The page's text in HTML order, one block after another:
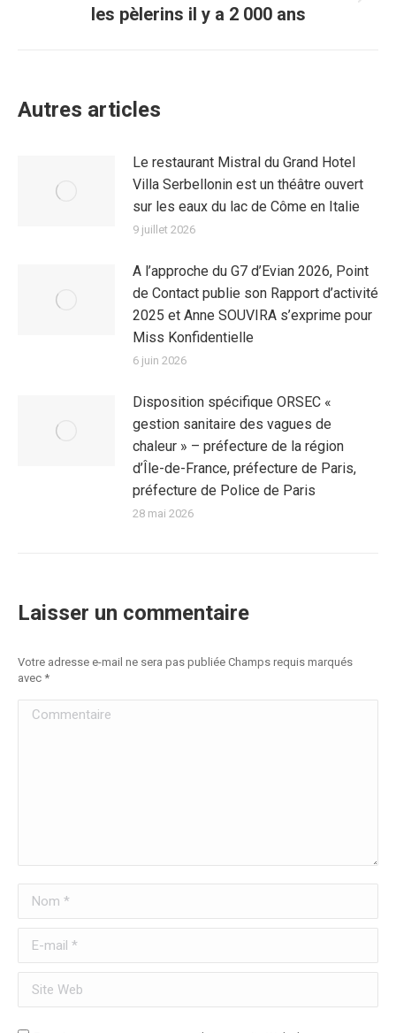
les pèlerins il y a 2 000 ans
Autres articles
Le restaurant Mistral du Grand Hotel
Villa Serbellonin est un théâtre ouvert
sur les eaux du lac de Côme en Italie
9 juillet 2026
A l’approche du G7 d’Evian 2026, Point
de Contact publie son Rapport d’activité
2025 et Anne SOUVIRA s’exprime pour
Miss Konfidentielle
6 juin 2026
Disposition spécifique ORSEC «
gestion sanitaire des vagues de
chaleur » – préfecture de la région
d’Île-de-France, préfecture de Paris,
préfecture de Police de Paris
28 mai 2026
Laisser un commentaire
Votre adresse e-mail ne sera pas publiée Champs requis marqués
avec *
Commentaire
Nom *
E-mail *
Site Web